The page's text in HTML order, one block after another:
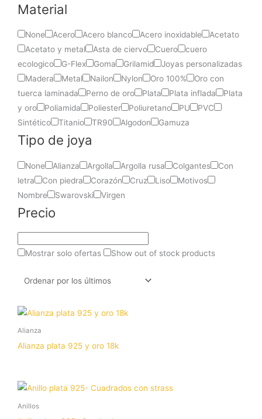
Material
None Acero Acero blanco Acero inoxidable
Acetato
Acetato y metal
Asta de ciervo Cuero
cuero
ecologico
G-Flex Goma Grilamid
Joyas personalizadas
Madera
Metal Nailon Nylon Oro 100%
Oro con
tuerca laminada
Perno de oro Plata Plata inflada
Plata
y oro
Poliamida Poliester Poliuretano PU
PVC
Sintético
Titanio TR90 Algodon Gamuza
Tipo de joya
None Alianza Argolla Argolla rusa Colgantes
Con
letra
Con piedra Corazón Cruz Liso
Motivos
Nombre
Swarovski Virgen
Precio
Mostrar solo ofertas Show out of stock products
Alianza
Alianza plata 925 y oro 18k
Anillos